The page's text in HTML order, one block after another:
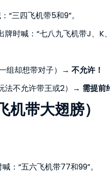
三四飞机带5和9”。
时喊：“七八九飞机带J、K、
组却想带对子）→ 不允许！
法不允许带王或2）→ 需提前
带大翅膀）
“五六飞机带77和99”。